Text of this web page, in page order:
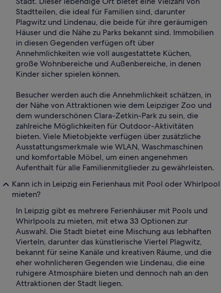
Stadtteilen, die ideal für Familien sind, darunter
Plagwitz und Lindenau, die beide für ihre geräumigen
Häuser und die Nähe zu Parks bekannt sind. Immobilien
in diesen Gegenden verfügen oft über
Annehmlichkeiten wie voll ausgestattete Küchen,
große Wohnbereiche und Außenbereiche, in denen
Kinder sicher spielen können.
Besucher werden auch die Annehmlichkeit schätzen, in
der Nähe von Attraktionen wie dem Leipziger Zoo und
dem wunderschönen Clara-Zetkin-Park zu sein, die
zahlreiche Möglichkeiten für Outdoor-Aktivitäten
bieten. Viele Mietobjekte verfügen über zusätzliche
Ausstattungsmerkmale wie WLAN, Waschmaschinen
und komfortable Möbel, um einen angenehmen
Aufenthalt für alle Familienmitglieder zu gewährleisten.
Kann ich in Leipzig ein Ferienhaus mit Pool oder Whirlpool
mieten?
In Leipzig gibt es mehrere Ferienhäuser mit Pools und
Whirlpools zu mieten, mit etwa 33 Optionen zur
Auswahl. Die Stadt bietet eine Mischung aus lebhaften
Vierteln, darunter das künstlerische Viertel Plagwitz,
bekannt für seine Kanäle und kreativen Räume, und die
eher wohnlicheren Gegenden wie Lindenau, die eine
ruhigere Atmosphäre bieten und dennoch nah an den
Attraktionen der Stadt liegen.